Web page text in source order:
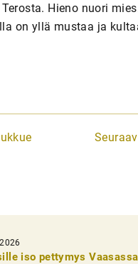
Hieno nuori
on yllä mustaa ja
iso pettymys Vaasassa